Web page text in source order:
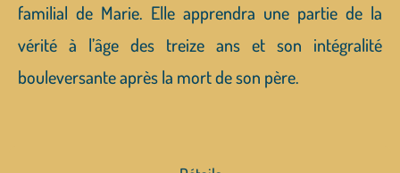
familial de Marie. Elle apprendra une partie de la
vérité à l’âge des treize ans et son intégralité
bouleversante après la mort de son père.